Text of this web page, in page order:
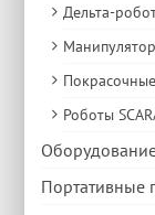
Дельта-
Роботы
Портативные